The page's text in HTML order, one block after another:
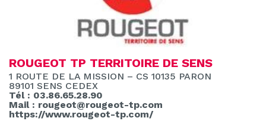
ROUGEOT TP TERRITOIRE DE SENS
1 ROUTE DE LA MISSION – CS 10135 PARON
89101 SENS CEDEX
Tél : 03.86.65.28.90
Mail : rougeot@rougeot-tp.com
https://www.rougeot-tp.com/